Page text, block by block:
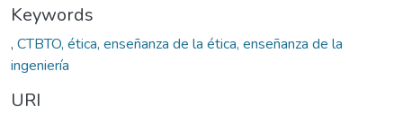
Keywords
, CTBTO, ética, enseñanza de la ética, enseñanza de la
ingeniería
URI